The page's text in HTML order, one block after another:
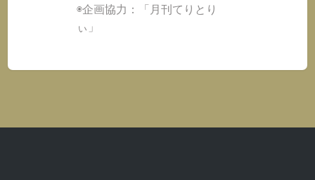
◉企画協力：「月刊てりとり
ぃ」